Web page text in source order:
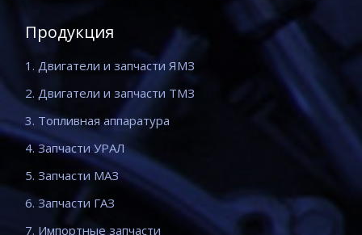
Продукция
1. Двигатели и запчасти ЯМЗ
2. Двигатели и запчасти ТМЗ
3. Топливная аппаратура
4. Запчасти УРАЛ
5. Запчасти МАЗ
6. Запчасти ГАЗ
7. Импортные запчасти